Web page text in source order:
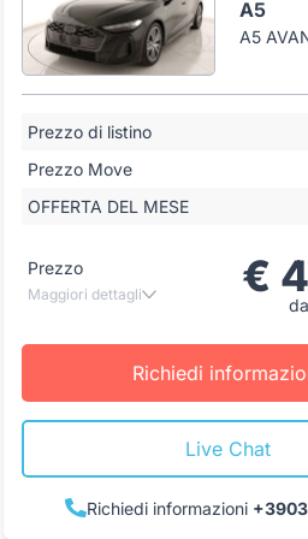
A5
Prezzo di listino
Prezzo Move
OFFERTA DEL MESE
Prezzo
Maggiori dettagli €
Richiedi
Live Chat
Richiedi informazioni